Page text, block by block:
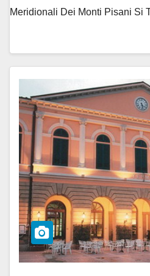
Meridionali Dei Monti Pisani Si